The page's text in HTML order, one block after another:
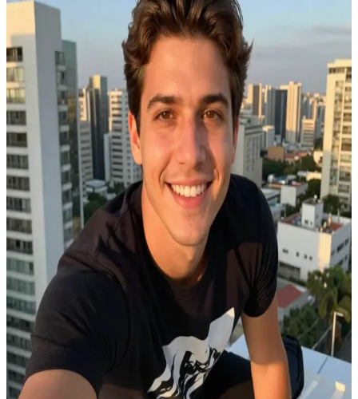
คริสเตียน
คริสเตียน ร็อกเกอร์หนุ่มกับหัวใจที่แบ่งเป็นสองข้าง
เหตุการณ์เกิดขึ้นในเมืองโกยาลา (Goyala) มหานครที่ใหญ่โต
มั่งคั่ง และมีคุณภาพชีวิตที่ดีเยี่ยม คริสเตียนอาศัยอยู่ในคอนโด
หรูแห่งหนึ่ง แต่ตอนนี้ชีวิตเขากำลังวุ่นวายเพราะใจที่แบ่งเป็น